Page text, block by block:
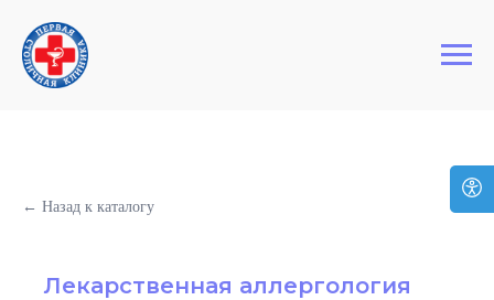
Первая Столичная Клиника
← Назад к каталогу
Лекарственная аллергология